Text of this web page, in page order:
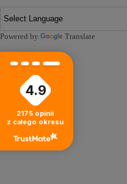
Powered by Translate
4.9
2175 opinii
z całego okresu